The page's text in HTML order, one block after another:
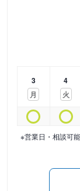
3
月
4
火
※営業日・相談可